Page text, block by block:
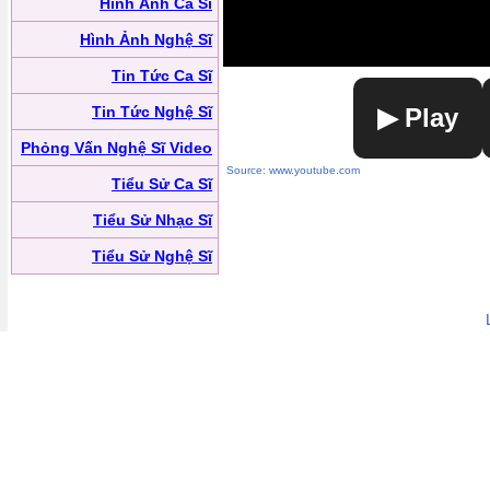
Hình Ảnh Nghệ Sĩ
Tin Tức Ca Sĩ
Tin Tức Nghệ Sĩ
Phỏng Vấn Nghệ Sĩ Video
Tiểu Sử Ca Sĩ
Tiểu Sử Nhạc Sĩ
Tiểu Sử Nghệ Sĩ
▶ Play
Source: www.youtube.com